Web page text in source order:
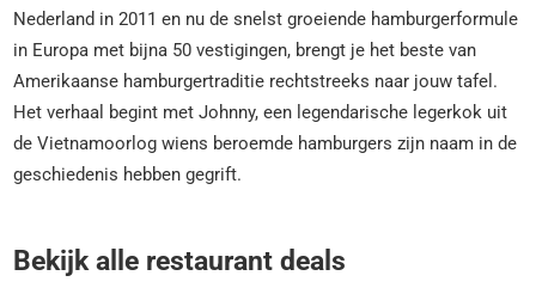
Nederland in 2011 en nu de snelst groeiende hamburgerformule
in Europa met bijna 50 vestigingen, brengt je het beste van
Amerikaanse hamburgertraditie rechtstreeks naar jouw tafel.
Het verhaal begint met Johnny, een legendarische legerkok uit
de Vietnamoorlog wiens beroemde hamburgers zijn naam in de
geschiedenis hebben gegrift.
Bekijk alle restaurant deals